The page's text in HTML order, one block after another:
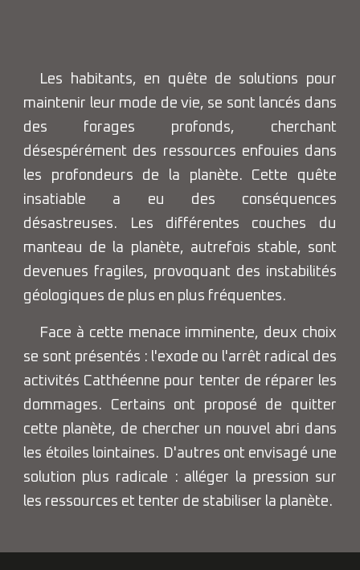
Les habitants, en quête de solutions pour
maintenir leur mode de vie, se sont lancés dans
des forages profonds, cherchant
désespérément des ressources enfouies dans
les profondeurs de la planète. Cette quête
insatiable a eu des conséquences
désastreuses. Les différentes couches du
manteau de la planète, autrefois stable, sont
devenues fragiles, provoquant des instabilités
géologiques de plus en plus fréquentes.
Face à cette menace imminente, deux choix
se sont présentés : l'exode ou l'arrêt radical des
activités Catthéenne pour tenter de réparer les
dommages. Certains ont proposé de quitter
cette planète, de chercher un nouvel abri dans
les étoiles lointaines. D'autres ont envisagé une
solution plus radicale : alléger la pression sur
les ressources et tenter de stabiliser la planète.